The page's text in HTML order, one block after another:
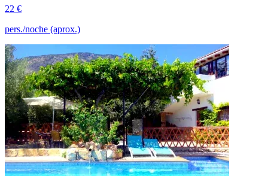
22 €
pers./noche (aprox.)